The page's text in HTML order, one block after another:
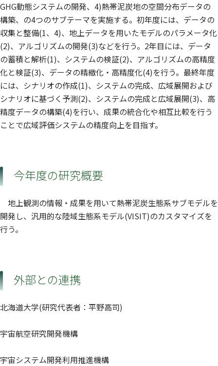
GHG動態システムの開発、4)熱帯泥炭地の空間分布データの
構築、の4つのサブテーマを実施する。初年度には、データの
収集と整備(1、4)、地上データを用いたモデルのパラメータ化
(2)、アルゴリズムの開発(3)などを行う。2年目には、データ
の蓄積と解析(1)、システムの検証(2)、アルゴリズムの高精度
化と検証(3)、データの精緻化・高精度化(4)を行う。最終年度
には、シナリオの作成(1)、システムの完成、広域展開および
シナリオに基づく予測(2)、システムの完成と広域展開(3)、高
精度データの構築(4)を行い、成果の統合化や相互比較を行う
ことで広域評価システムの精度向上を目指す。
今年度の研究概要
地上観測の情報・成果を用いて熱帯泥炭生態系サブモデルを
開発し、汎用的な陸域生態系モデル(VISIT)のカスタマイズを
行う。
外部との連携
北海道大学(研究代表者：平野高司)
宇宙航空研究開発機構
宇宙システム開発利用推進機構